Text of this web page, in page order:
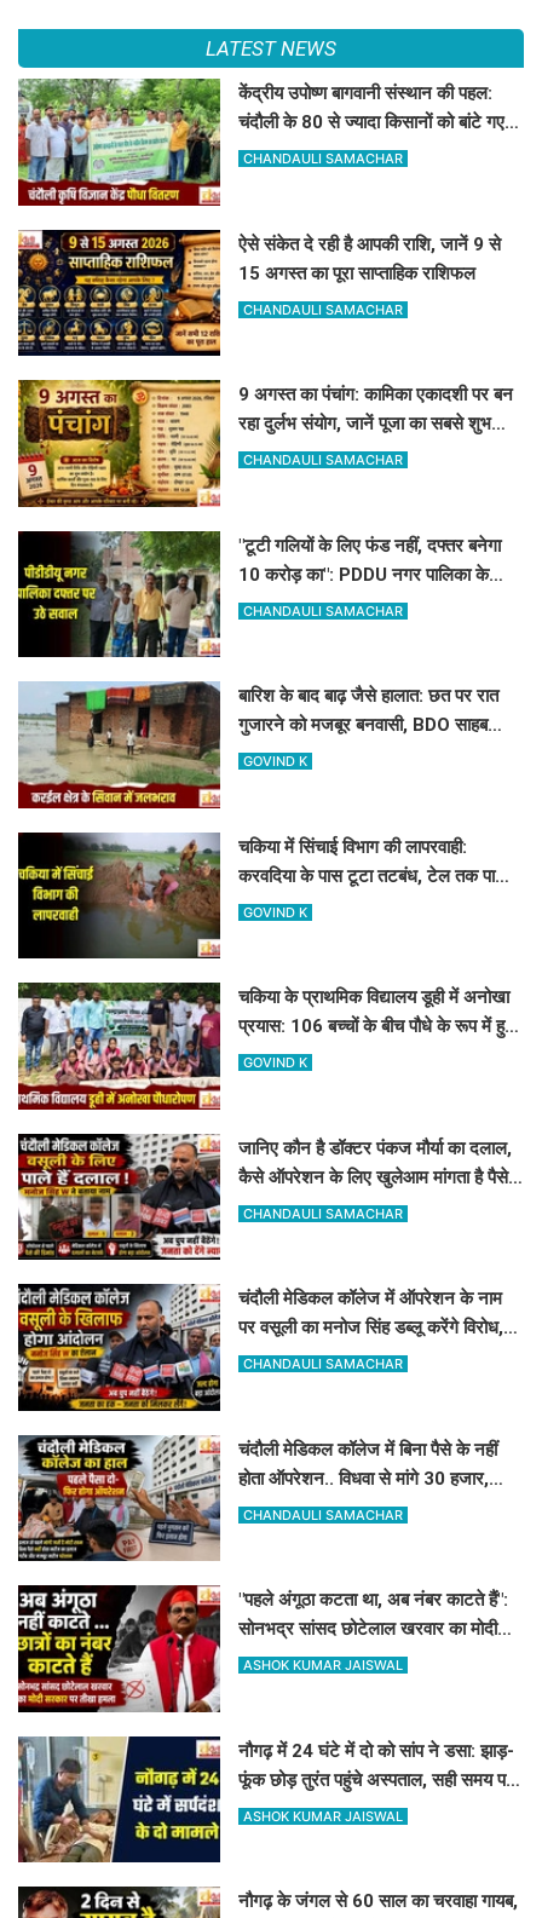
LATEST NEWS
केंद्रीय उपोष्ण बागवानी संस्थान की पहल:
चंदौली के 80 से ज्यादा किसानों को बांटे गए
आम, आंवला और अमरूद के पौधे
CHANDAULI SAMACHAR
ऐसे संकेत दे रही है आपकी राशि, जानें 9 से
15 अगस्त का पूरा साप्ताहिक राशिफल
CHANDAULI SAMACHAR
9 अगस्त का पंचांग: कामिका एकादशी पर बन
रहा दुर्लभ संयोग, जानें पूजा का सबसे शुभ
मुहूर्त और राहुकाल
CHANDAULI SAMACHAR
"टूटी गलियों के लिए फंड नहीं, दफ्तर बनेगा
10 करोड़ का": PDDU नगर पालिका के
प्लान पर बोले-संतोष पाठक
CHANDAULI SAMACHAR
बारिश के बाद बाढ़ जैसे हालात: छत पर रात
गुजारने को मजबूर बनवासी, BDO साहब
रास्ता और जलनिकासी तो बनवा दीजिए!
GOVIND K
चकिया में सिंचाई विभाग की लापरवाही:
करवदिया के पास टूटा तटबंध, टेल तक पानी
न पहुंचने से किसान परेशान
GOVIND K
चकिया के प्राथमिक विद्यालय डूही में अनोखा
प्रयास: 106 बच्चों के बीच पौधे के रूप में हुआ
107वां 'नया एडमिशन'
GOVIND K
जानिए कौन है डॉक्टर पंकज मौर्या का दलाल,
कैसे ऑपरेशन के लिए खुलेआम मांगता है पैसे,
मनोज सिंह डब्लू ने खोला मोर्चा
CHANDAULI SAMACHAR
चंदौली मेडिकल कॉलेज में ऑपरेशन के नाम
पर वसूली का मनोज सिंह डब्लू करेंगे विरोध,
सोमवार को देंगे धरना
CHANDAULI SAMACHAR
चंदौली मेडिकल कॉलेज में बिना पैसे के नहीं
होता ऑपरेशन.. विधवा से मांगे 30 हजार,
DM-प्रिंसिपल-पूर्व विधायक की पैरवी फेल
CHANDAULI SAMACHAR
"पहले अंगूठा कटता था, अब नंबर काटते हैं":
सोनभद्र सांसद छोटेलाल खरवार का मोदी
सरकार पर तीखा हमला
ASHOK KUMAR JAISWAL
नौगढ़ में 24 घंटे में दो को सांप ने डसा: झाड़-
फूंक छोड़ तुरंत पहुंचे अस्पताल, सही समय पर
इलाज से बच गयी जान
ASHOK KUMAR JAISWAL
नौगढ़ के जंगल से 60 साल का चरवाहा गायब,